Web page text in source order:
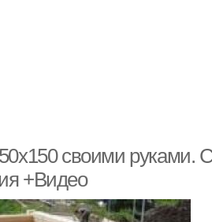
своими руками.
+Видео